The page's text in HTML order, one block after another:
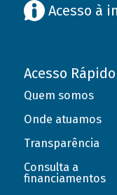
Acesso à
Acesso Rápido
Quem somos
Onde atuamos
Transparência
Consulta a
financiamentos